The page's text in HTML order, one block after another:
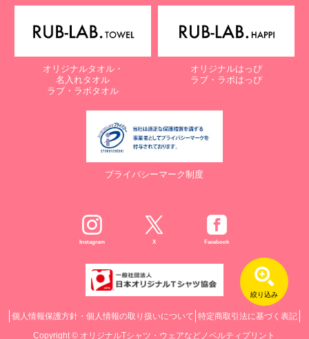
絞り込み
オリジナルタオル・
名入れタオル
ラブ・ラボタオル
オリジナルはっぴ
ラブ・ラボはっぴ
プライバシーマーク制度
Instagram X Facebook
個人情報保護方針・個人情報の取り扱いについて 特定商取引法に基づく表記
Copyright © オリジナルTシャツ・ウェアなどノベルティプリント